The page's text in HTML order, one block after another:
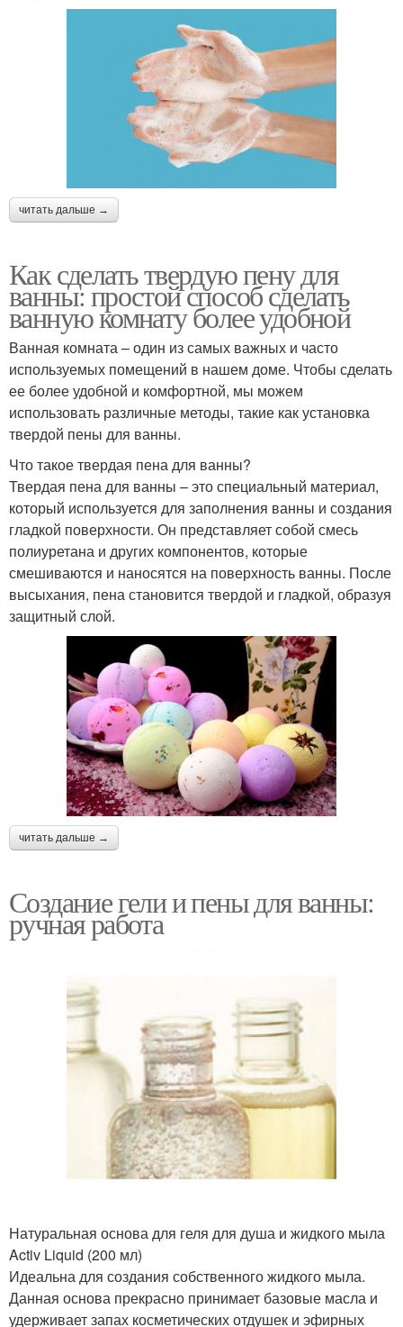
читать дальше →
Как сделать твердую пену для
ванны: простой способ сделать
ванную комнату более удобной
Ванная комната – один из самых важных и часто
используемых помещений в нашем доме. Чтобы сделать
ее более удобной и комфортной, мы можем
использовать различные методы, такие как установка
твердой пены для ванны.
Что такое твердая пена для ванны?
Твердая пена для ванны – это специальный материал,
который используется для заполнения ванны и создания
гладкой поверхности. Он представляет собой смесь
полиуретана и других компонентов, которые
смешиваются и наносятся на поверхность ванны. После
высыхания, пена становится твердой и гладкой, образуя
защитный слой.
читать дальше →
Создание гели и пены для ванны:
ручная работа
Натуральная основа для геля для душа и жидкого мыла
Activ Liquid (200 мл)
Идеальна для создания собственного жидкого мыла.
Данная основа прекрасно принимает базовые масла и
удерживает запах косметических отдушек и эфирных